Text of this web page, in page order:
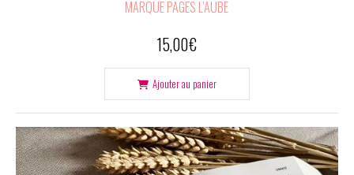
MARQUE PAGES L’AUBE
15,00€
Ajouter au panier